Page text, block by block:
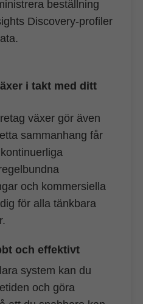
beställning
Discovery-profiler
i takt med ditt
växer gör även
sammanhang får
och kommersiella
för alla tänkbara
och effektivt
system kan du
och göra